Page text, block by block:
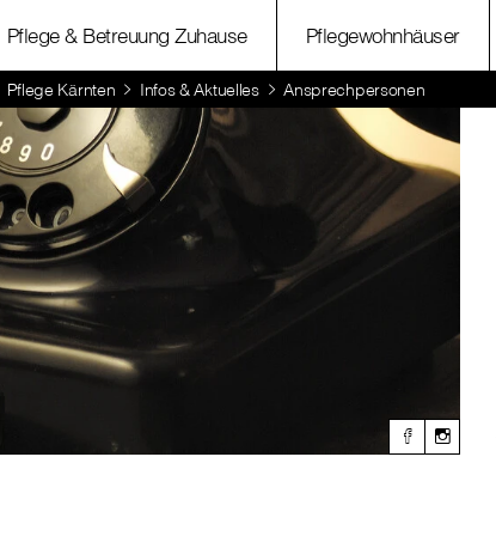
Pflege & Betreuung Zuhause Pflegewohnhäuser
Pflege Kärnten Infos & Aktuelles Ansprechpersonen